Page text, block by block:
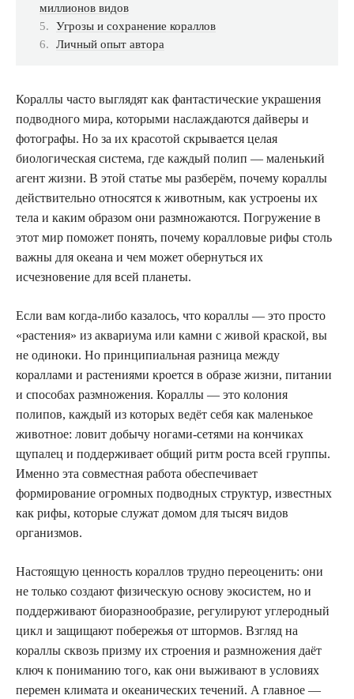
миллионов видов
Угрозы и сохранение кораллов
Личный опыт автора
Кораллы часто выглядят как фантастические украшения
подводного мира, которыми наслаждаются дайверы и
фотографы. Но за их красотой скрывается целая
биологическая система, где каждый полип — маленький
агент жизни. В этой статье мы разберём, почему кораллы
действительно относятся к животным, как устроены их
тела и каким образом они размножаются. Погружение в
этот мир поможет понять, почему коралловые рифы столь
важны для океана и чем может обернуться их
исчезновение для всей планеты.
Если вам когда-либо казалось, что кораллы — это просто
«растения» из аквариума или камни с живой краской, вы
не одиноки. Но принципиальная разница между
кораллами и растениями кроется в образе жизни, питании
и способах размножения. Кораллы — это колония
полипов, каждый из которых ведёт себя как маленькое
животное: ловит добычу ногами-сетями на кончиках
щупалец и поддерживает общий ритм роста всей группы.
Именно эта совместная работа обеспечивает
формирование огромных подводных структур, известных
как рифы, которые служат домом для тысяч видов
организмов.
Настоящую ценность кораллов трудно переоценить: они
не только создают физическую основу экосистем, но и
поддерживают биоразнообразие, регулируют углеродный
цикл и защищают побережья от штормов. Взгляд на
кораллы сквозь призму их строения и размножения даёт
ключ к пониманию того, как они выживают в условиях
перемен климата и океанических течений. А главное —